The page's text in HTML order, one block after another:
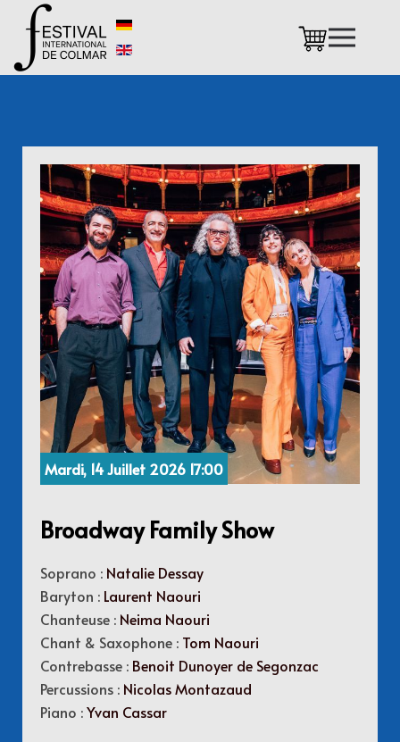
Accéder au contenu principal
Mardi, 14 Juillet 2026 17:00
Broadway Family Show
Soprano : Natalie Dessay
Baryton : Laurent Naouri
Chanteuse : Neima Naouri
Chant & Saxophone : Tom Naouri
Contrebasse : Benoit Dunoyer de Segonzac
Percussions : Nicolas Montazaud
Piano :Yvan Cassar